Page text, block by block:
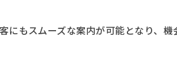
にもスムーズな案内が可能となり、機